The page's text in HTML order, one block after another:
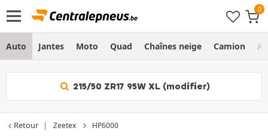
Auto Jantes Moto Quad Chaînes neige Camion
215/50 ZR17 95W XL (modifier)
Retour Zeetex HP6000